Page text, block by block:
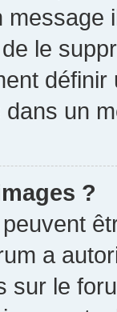
message
le
définir
un
?
a
sur le